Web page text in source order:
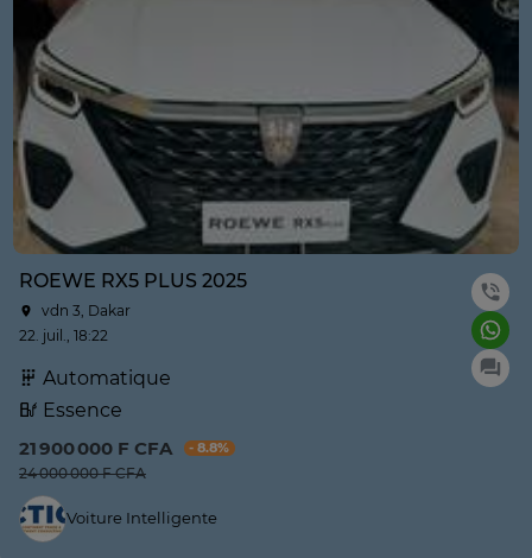
ROEWE RX5 PLUS 2025
vdn 3, Dakar
22. juil., 18:22
Automatique
Essence
21 900 000 F CFA
- 8.8%
24 000 000 F CFA
Voiture Intelligente